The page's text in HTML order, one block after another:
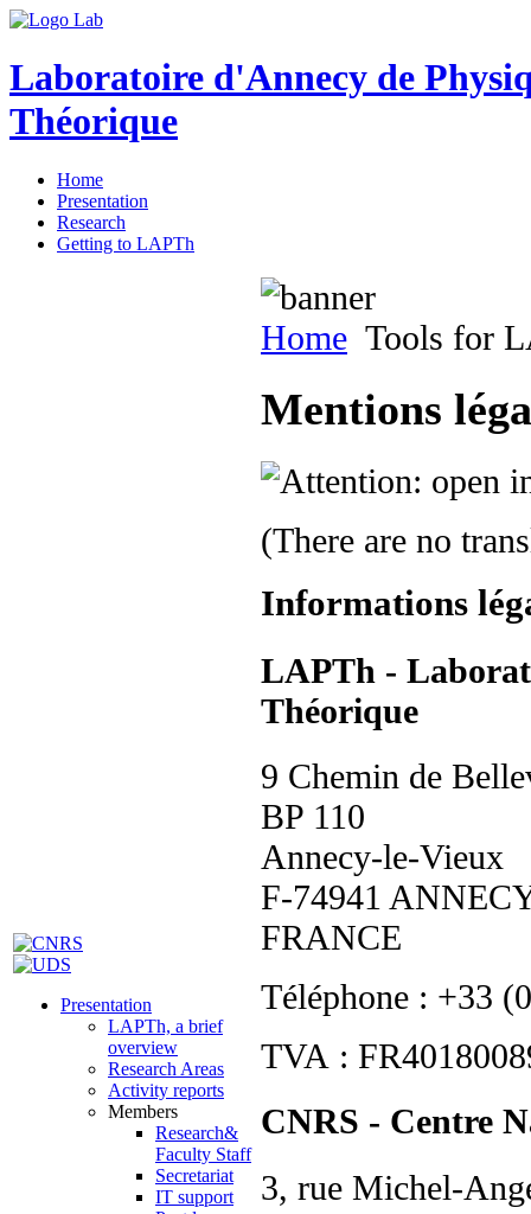
Laboratoire d'Annecy de
Théorique
Home
Presentation
Research
Getting to LAPTh
Presentation
LAPTh, a brief
overview
Research Areas
Activity reports
Members
Research&
Faculty Staff
Secretariat
IT support
Home Tools for
Mentions
(There are no
Informations
LAPTh -
Théorique
9 Chemin de
BP 110
Annecy-le-Vieux
F-74941
FRANCE
Téléphone : +33
TVA :
CNRS - Centre
3, rue Michel-